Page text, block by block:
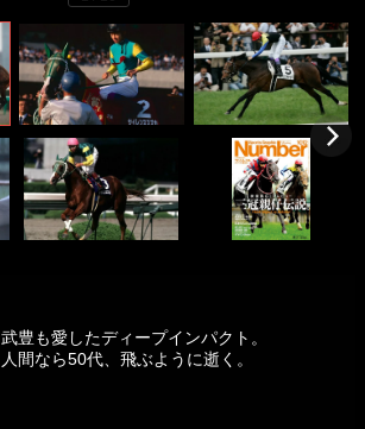
武豊も愛したディープインパクト。
人間なら50代、飛ぶように逝く。